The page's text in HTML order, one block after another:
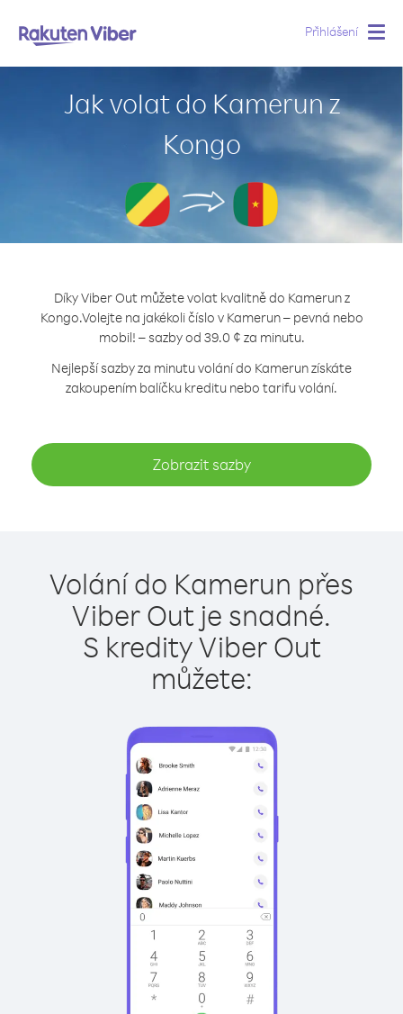
Přihlášení
Jak volat do Kamerun z
Kongo
Díky Viber Out můžete volat kvalitně do Kamerun z
Kongo.Volejte na jakékoli číslo v Kamerun – pevná nebo
mobil! – sazby od 39.0 ¢ za minutu.
Nejlepší sazby za minutu volání do Kamerun získáte
zakoupením balíčku kreditu nebo tarifu volání.
Zobrazit sazby
Volání do Kamerun přes
Viber Out je snadné.
S kredity Viber Out
můžete: